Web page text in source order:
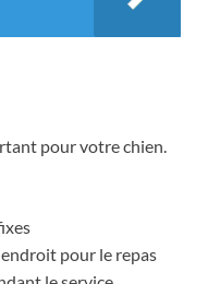
pour votre chien.
pour le repas